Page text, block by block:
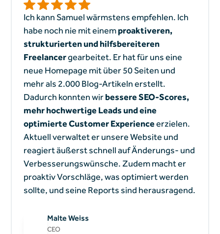
Ich kann Samuel wärmstens empfehlen. Ich
habe noch nie mit einemproaktiveren,
strukturierten und hilfsbereiteren
Freelancergearbeitet. Er hat für uns eine
neue Homepage mit über 50 Seiten und
mehr als 2.000 Blog-Artikeln erstellt.
Dadurch konnten wirbessere SEO-Scores,
mehr hochwertige Leads und eine
optimierte Customer Experienceerzielen.
Aktuell verwaltet er unsere Website und
reagiert äußerst schnell auf Änderungs- und
Verbesserungswünsche. Zudem macht er
proaktiv Vorschläge, was optimiert werden
sollte, und seine Reports sind herausragend.
Malte Weiss
CEO